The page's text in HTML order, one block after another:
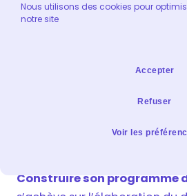
Nous utilisons des cookies pour
notre site
Accepter
Refuser
Voir les
Construire son programme